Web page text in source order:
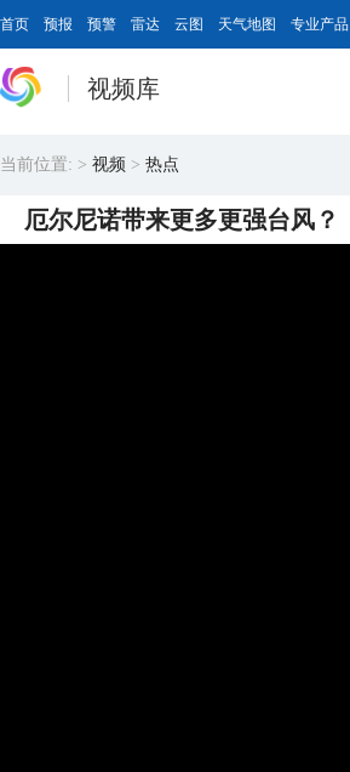
首页 预报 预警 雷达 云图 天气地图 专业产品
视频库
当前位置: > 视频 > 热点
厄尔尼诺带来更多更强台风？